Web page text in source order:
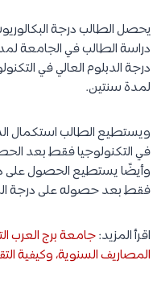
يحصل الطالب درجة
درجة الدبلوم العالي في
لمدة سنتين.
ويستطيع الطالب استكمال
في التكنولوجيا فقط بعد
وأيضًا يستطيع الحصول على
فقط بعد حصوله على درجة
اقرأ المزيد:جامعة برج العرب
المصاريف السنوية، وكيفية